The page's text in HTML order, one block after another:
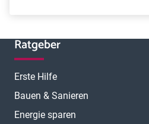
Ratgeber
Erste Hilfe
Bauen & Sanieren
Energie sparen